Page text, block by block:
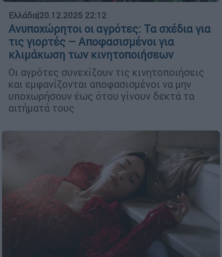
Ελλάδα|20.12.2025 22:12
Ανυποχώρητοι οι αγρότες: Τα σχέδια για
τις γιορτές – Αποφασισμένοι για
κλιμάκωση των κινητοποιήσεων
Οι αγρότες συνεχίζουν τις κινητοποιήσεις
και εμφανίζονται αποφασισμένοι να μην
υποχωρήσουν έως ότου γίνουν δεκτά τα
αιτήματά τους